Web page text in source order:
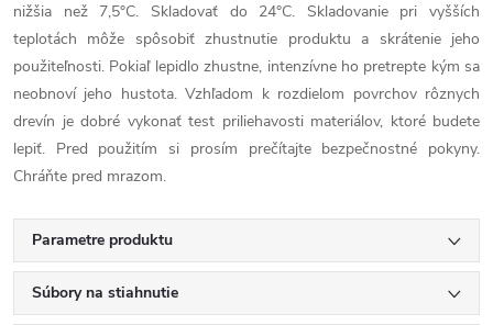
nižšia než 7,5°C. Skladovať do 24°C. Skladovanie pri vyšších
teplotách môže spôsobiť zhustnutie produktu a skrátenie jeho
použiteľnosti. Pokiaľ lepidlo zhustne, intenzívne ho pretrepte kým sa
neobnoví jeho hustota. Vzhľadom k rozdielom povrchov rôznych
drevín je dobré vykonať test priliehavosti materiálov, ktoré budete
lepiť. Pred použitím si prosím prečítajte bezpečnostné pokyny.
Chráňte pred mrazom.
Parametre produktu
Súbory na stiahnutie